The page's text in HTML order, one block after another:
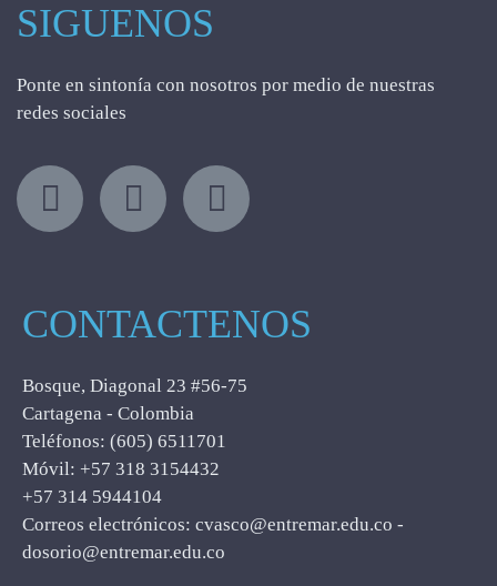
SIGUENOS
Ponte en sintonía con nosotros por medio de nuestras
redes sociales
CONTACTENOS
Bosque, Diagonal 23 #56-75
Cartagena - Colombia
Teléfonos: (605) 6511701
Móvil: +57 318 3154432
+57 314 5944104
Correos electrónicos: cvasco@entremar.edu.co -
dosorio@entremar.edu.co